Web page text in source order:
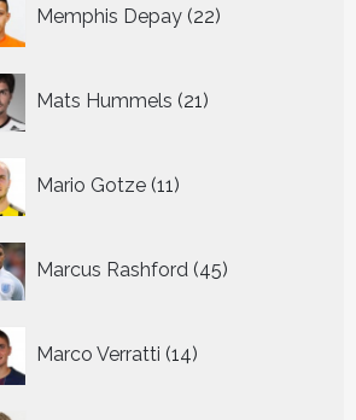
Memphis Depay 22
producten
Mats Hummels 21
producten
Mario Gotze 11
producten
Marcus Rashford 45
producten
Marco Verratti 14
producten